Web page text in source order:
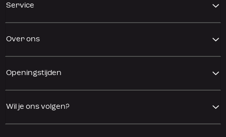
Service
Over ons
Openingstijden
Wil je ons volgen?